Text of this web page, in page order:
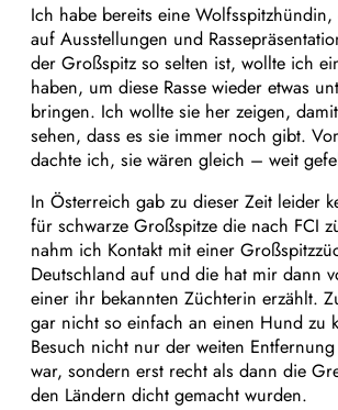
Ich habe bereits eine
auf Ausstellungen und
der Großspitz so selten ist, wollte ich
haben, um diese Rasse wieder etwas
bringen. Ich wollte sie her zeigen,
sehen, dass es sie immer noch gibt.
dachte ich, sie wären gleich – weit
In Österreich gab zu dieser Zeit leider
für schwarze Großspitze die nach FCI
nahm ich Kontakt mit einer
Deutschland auf und die hat mir dann
einer ihr bekannten Züchterin erzählt.
gar nicht so einfach an einen Hund zu
Besuch nicht nur der weiten
war, sondern erst recht als dann die
den Ländern dicht gemacht wurden.